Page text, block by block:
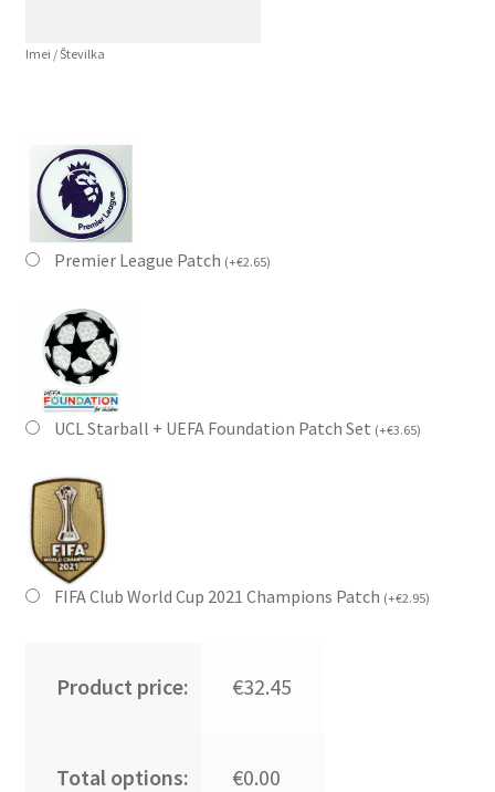
Imei / Številka
Premier League Patch (+€2.65)
UCL Starball + UEFA Foundation Patch Set (+€3.65)
FIFA Club World Cup 2021 Champions Patch (+€2.95)
Product price: €32.45
Total options: €0.00